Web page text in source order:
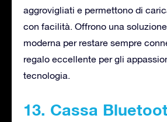
aggrovigliati e permettono di
con facilità. Offrono una
moderna per restare sempre
regalo eccellente per gli
tecnologia.
13. Cassa